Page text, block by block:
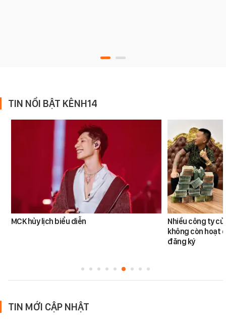
TIN NỔI BẬT KÊNH14
MCK hủy lịch biểu diễn
Nhiều công ty
không còn hoạt
đăng ký
TIN MỚI CẬP NHẬT